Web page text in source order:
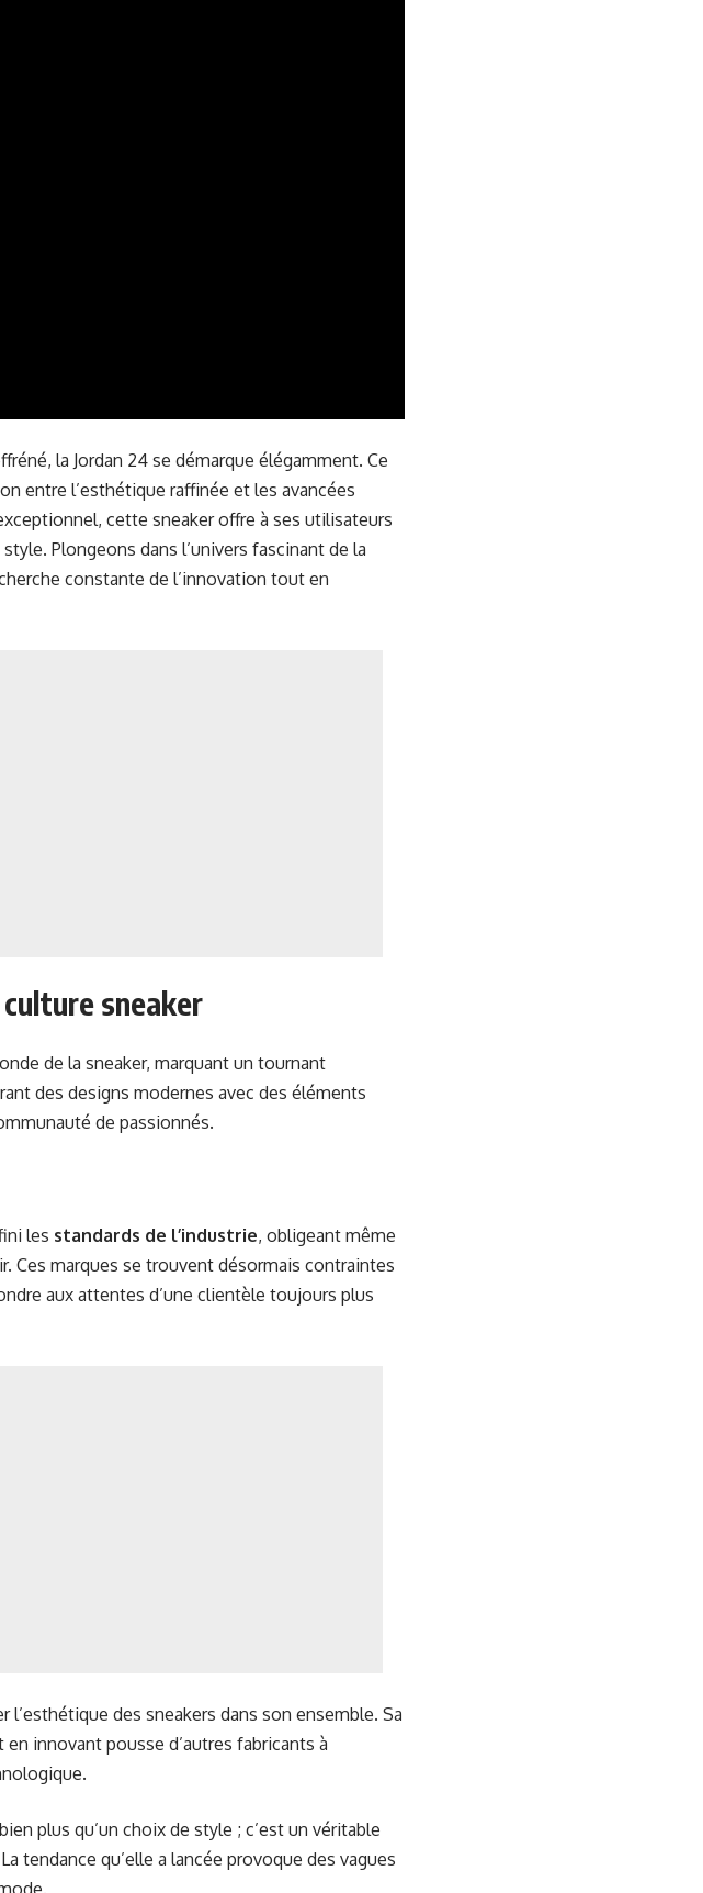
la Jordan 24 se démarque élégamment. Ce
entre l’esthétique raffinée et les avancées
cette sneaker offre à ses utilisateurs
Plongeons dans l’univers fascinant de la
constante de l’innovation tout en
culture sneaker
de la sneaker, marquant un tournant
des designs modernes avec des éléments
de passionnés.
les standards de l’industrie, obligeant même
Ces marques se trouvent désormais contraintes
aux attentes d’une clientèle toujours plus
l’esthétique des sneakers dans son ensemble. Sa
innovant pousse d’autres fabricants à
plus qu’un choix de style ; c’est un véritable
tendance qu’elle a lancée provoque des vagues